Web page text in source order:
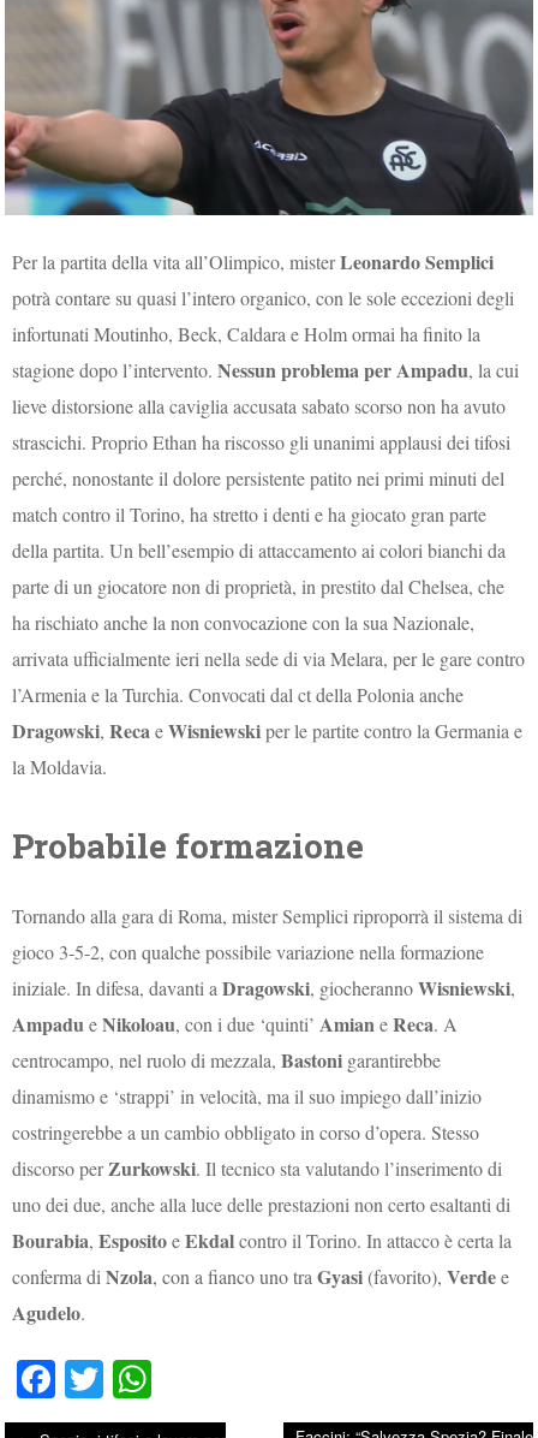
Per la partita della vita all’Olimpico, misterLeonardo Semplici
potrà contare su quasi l’intero organico, con le sole eccezioni degli
infortunati Moutinho, Beck, Caldara e Holm ormai ha finito la
stagione dopo l’intervento.Nessun problema per Ampadu, la cui
lieve distorsione alla caviglia accusata sabato scorso non ha avuto
strascichi. Proprio Ethan ha riscosso gli unanimi applausi dei tifosi
perché, nonostante il dolore persistente patito nei primi minuti del
match contro il Torino, ha stretto i denti e ha giocato gran parte
della partita. Un bell’esempio di attaccamento ai colori bianchi da
parte di un giocatore non di proprietà, in prestito dal Chelsea, che
ha rischiato anche la non convocazione con la sua Nazionale,
arrivata ufficialmente ieri nella sede di via Melara, per le gare contro
l’Armenia e la Turchia. Convocati dal ct della Polonia anche
Dragowski,RecaeWisniewskiper le partite contro la Germania e
la Moldavia.
Probabile formazione
Tornando alla gara di Roma, mister Semplici riproporrà il sistema di
gioco 3-5-2, con qualche possibile variazione nella formazione
iniziale. In difesa, davanti aDragowski, giocherannoWisniewski,
AmpadueNikoloau, con i due ‘quinti’ AmianeReca. A
centrocampo, nel ruolo di mezzala,Bastoni garantirebbe
dinamismo e ‘strappi’ in velocità, ma il suo impiego dall’inizio
costringerebbe a un cambio obbligato in corso d’opera. Stesso
discorso perZurkowski. Il tecnico sta valutando l’inserimento di
uno dei due, anche alla luce delle prestazioni non certo esaltanti di
Bourabia,EspositoeEkdalcontro il Torino. In attacco è certa la
conferma diNzola, con a fianco uno traGyasi(favorito),Verdee
Agudelo.
Fa
ce
T
wiha